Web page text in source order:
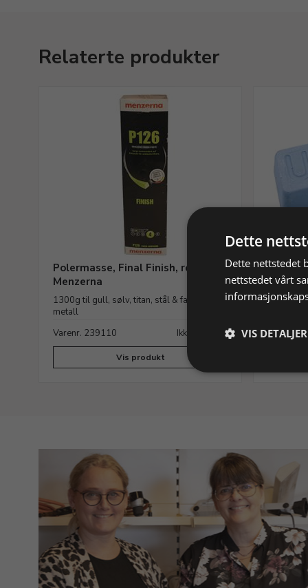
Relaterte produkter
Polermasse, Final Finish, rosa,
Menzerna
1300g til gull, sølv, titan, stål & farget
metall
Varenr. 239110
Ikke på lager
Vis produkt
til alle
Varenr.
Dette
Dette nettstedet
nettstedet vårt
VIS DETALJER